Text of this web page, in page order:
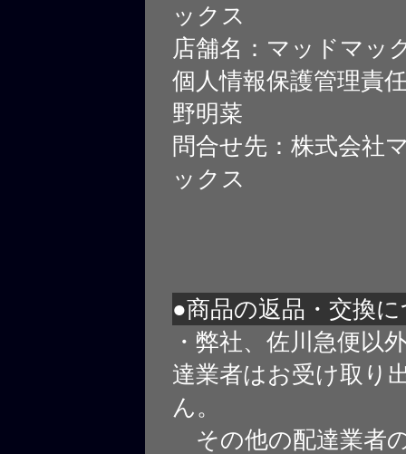
ックス
店舗名：マッドマッ
個人情報保護管理責
野明菜
問合せ先：株式会社
ックス
●商品の返品・交換
・弊社、佐川急便以
達業者はお受け取り
ん。
その他の配達業者